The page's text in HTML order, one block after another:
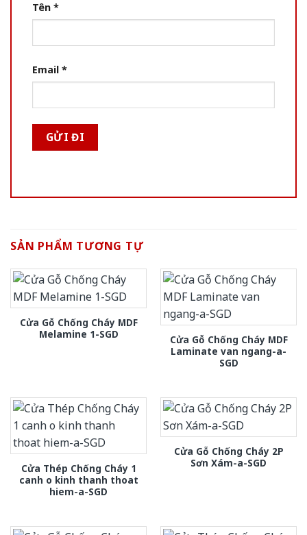
Tên *
Email *
SẢN PHẨM TƯƠNG TỰ
Cửa Gỗ Chống Cháy MDF
Melamine 1-SGD
Cửa Gỗ Chống Cháy MDF
Laminate van ngang-a-
SGD
Cửa Thép Chống Cháy 1
canh o kinh thanh thoat
hiem-a-SGD
Cửa Gỗ Chống Cháy 2P
Sơn Xám-a-SGD